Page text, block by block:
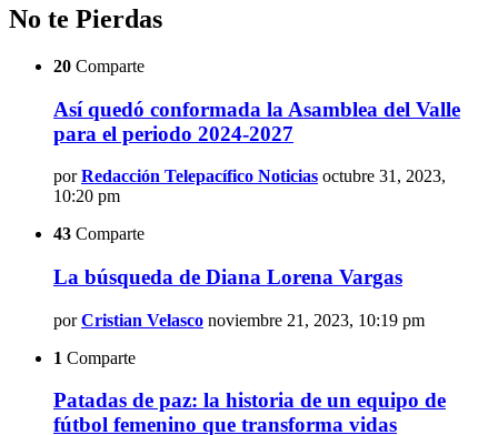
No te Pierdas
20 Comparte
Así quedó conformada la Asamblea del Valle
para el periodo 2024-2027
por Redacción Telepacífico Noticias octubre 31, 2023,
10:20 pm
43 Comparte
La búsqueda de Diana Lorena Vargas
por Cristian Velasco noviembre 21, 2023, 10:19 pm
1 Comparte
Patadas de paz: la historia de un equipo de
fútbol femenino que transforma vidas